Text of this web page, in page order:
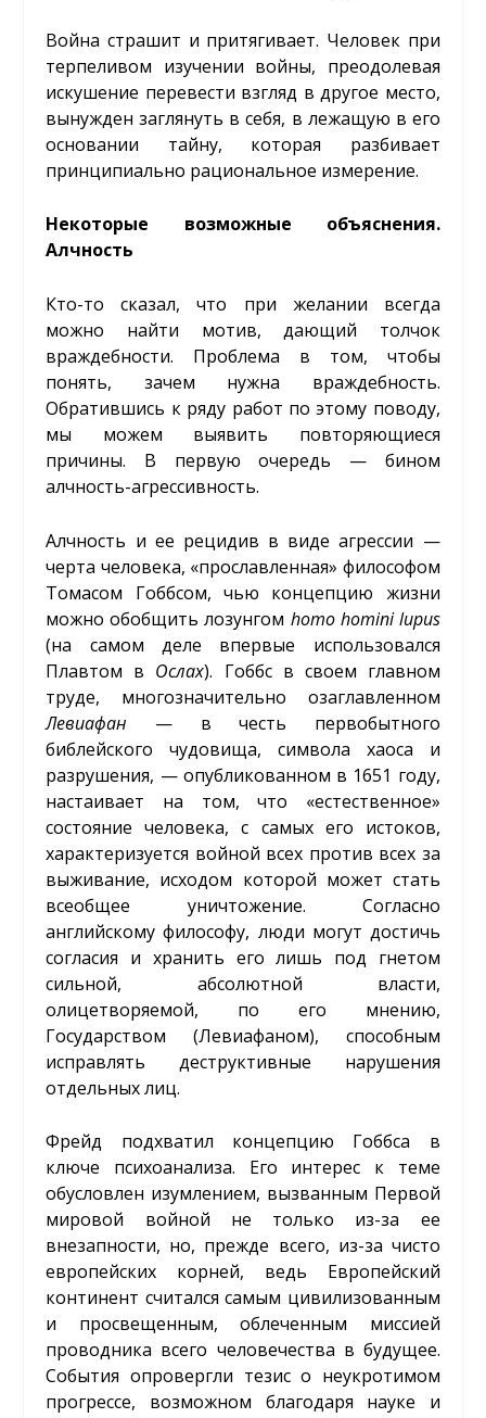
Война страшит и притягивает. Человек при
терпеливом изучении войны, преодолевая
искушение перевести взгляд в другое место,
вынужден заглянуть в себя, в лежащую в его
основании тайну, которая разбивает
принципиально рациональное измерение.
Некоторые возможные объяснения.
Алчность
Кто-то сказал, что при желании всегда
можно найти мотив, дающий толчок
враждебности. Проблема в том, чтобы
понять, зачем нужна враждебность.
Обратившись к ряду работ по этому поводу,
мы можем выявить повторяющиеся
причины. В первую очередь — бином
алчность-агрессивность.
Алчность и ее рецидив в виде агрессии —
черта человека, «прославленная» философом
Томасом Гоббсом, чью концепцию жизни
можно обобщить лозунгом homo homini lupus
(на самом деле впервые использовался
Плавтом в Ослах). Гоббс в своем главном
труде, многозначительно озаглавленном
Левиафан — в честь первобытного
библейского чудовища, символа хаоса и
разрушения, — опубликованном в 1651 году,
настаивает на том, что «естественное»
состояние человека, с самых его истоков,
характеризуется войной всех против всех за
выживание, исходом которой может стать
всеобщее уничтожение. Согласно
английскому философу, люди могут достичь
согласия и хранить его лишь под гнетом
сильной, абсолютной власти,
олицетворяемой, по его мнению,
Государством (Левиафаном), способным
исправлять деструктивные нарушения
отдельных лиц.
Фрейд подхватил концепцию Гоббса в
ключе психоанализа. Его интерес к теме
обусловлен изумлением, вызванным Первой
мировой войной не только из-за ее
внезапности, но, прежде всего, из-за чисто
европейских корней, ведь Европейский
континент считался самым цивилизованным
и просвещенным, облеченным миссией
проводника всего человечества в будущее.
События опровергли тезис о неукротимом
прогрессе, возможном благодаря науке и